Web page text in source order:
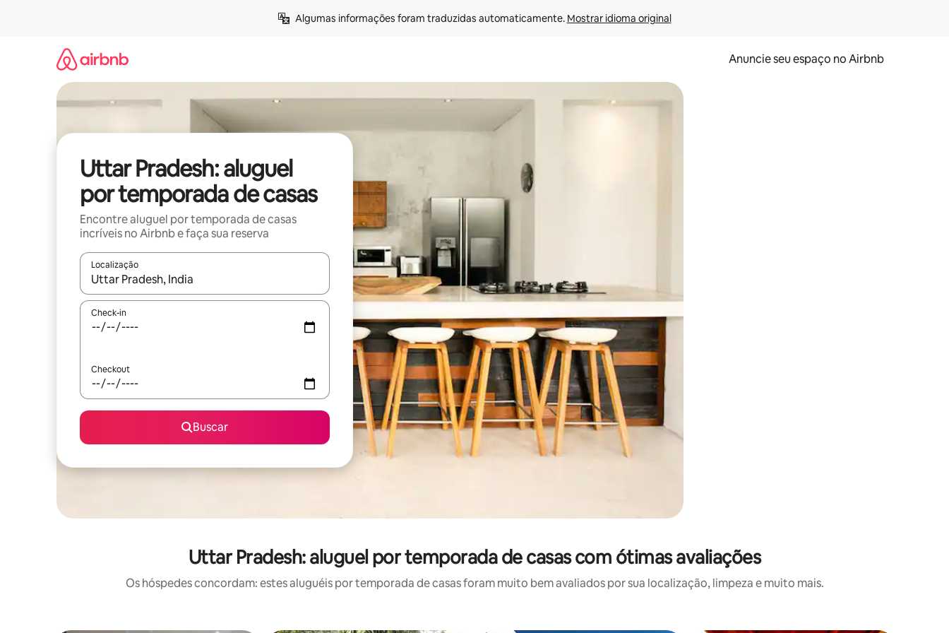
Algumas informações foram traduzidas automaticamente. Mostrar idioma original
Anuncie seu espaço no Airbnb
Uttar Pradesh: aluguel
por temporada de casas
Encontre aluguel por temporada de casas
incríveis no Airbnb e faça sua reserva
Localização
Quando os resultados estiverem disponíveis, explore-os usando as seta para cima e para baixo do teclado ou tocando e deslizando o dedo na tela.
Check-in
Checkout
Buscar
Uttar Pradesh: aluguel por temporada de casas com ótimas avaliações
Os hóspedes concordam: estes aluguéis por temporada de casas foram muito bem avaliados por sua localização, limpeza e muito mais.